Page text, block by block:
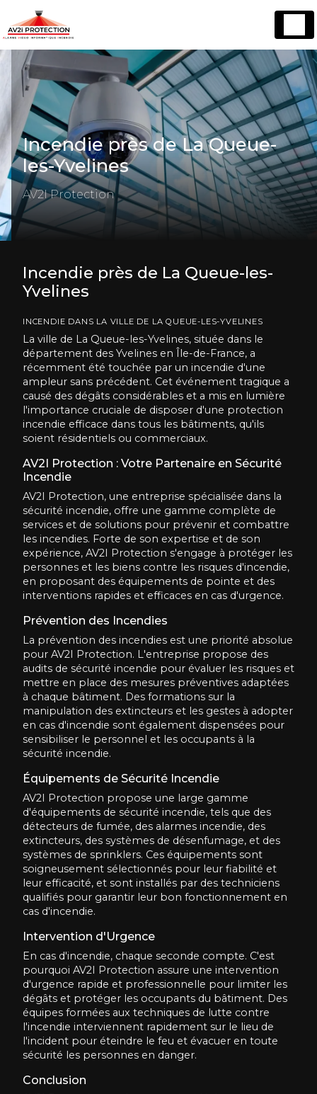
Incendie près de La Queue-
les-Yvelines
AV2I Protection
Incendie près de La Queue-les-
Yvelines
INCENDIE DANS LA VILLE DE LA QUEUE-LES-YVELINES
La ville de La Queue-les-Yvelines, située dans le
département des Yvelines en Île-de-France, a
récemment été touchée par un incendie d'une
ampleur sans précédent. Cet événement tragique a
causé des dégâts considérables et a mis en lumière
l'importance cruciale de disposer d'une protection
incendie efficace dans tous les bâtiments, qu'ils
soient résidentiels ou commerciaux.
AV2I Protection : Votre Partenaire en Sécurité
Incendie
AV2I Protection, une entreprise spécialisée dans la
sécurité incendie, offre une gamme complète de
services et de solutions pour prévenir et combattre
les incendies. Forte de son expertise et de son
expérience, AV2I Protection s'engage à protéger les
personnes et les biens contre les risques d'incendie,
en proposant des équipements de pointe et des
interventions rapides et efficaces en cas d'urgence.
Prévention des Incendies
La prévention des incendies est une priorité absolue
pour AV2I Protection. L'entreprise propose des
audits de sécurité incendie pour évaluer les risques et
mettre en place des mesures préventives adaptées
à chaque bâtiment. Des formations sur la
manipulation des extincteurs et les gestes à adopter
en cas d'incendie sont également dispensées pour
sensibiliser le personnel et les occupants à la
sécurité incendie.
Équipements de Sécurité Incendie
AV2I Protection propose une large gamme
d'équipements de sécurité incendie, tels que des
détecteurs de fumée, des alarmes incendie, des
extincteurs, des systèmes de désenfumage, et des
systèmes de sprinklers. Ces équipements sont
soigneusement sélectionnés pour leur fiabilité et
leur efficacité, et sont installés par des techniciens
qualifiés pour garantir leur bon fonctionnement en
cas d'incendie.
Intervention d'Urgence
En cas d'incendie, chaque seconde compte. C'est
pourquoi AV2I Protection assure une intervention
d'urgence rapide et professionnelle pour limiter les
dégâts et protéger les occupants du bâtiment. Des
équipes formées aux techniques de lutte contre
l'incendie interviennent rapidement sur le lieu de
l'incident pour éteindre le feu et évacuer en toute
sécurité les personnes en danger.
Conclusion
Panneau de gestion des cookies